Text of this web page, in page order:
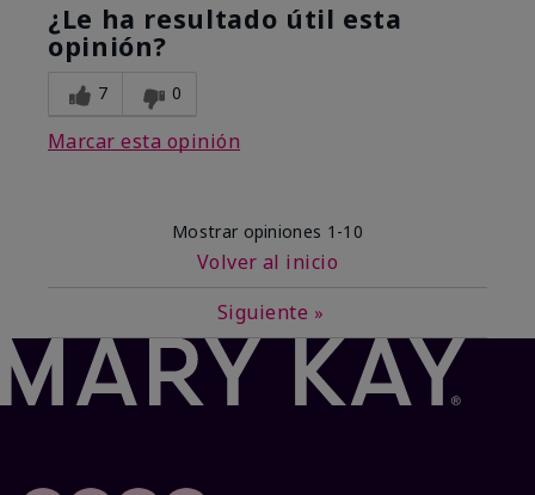
¿Le ha resultado útil esta
opinión?
7 0
Marcar esta opinión
Mostrar opiniones 1-10
Volver al inicio
Siguiente »